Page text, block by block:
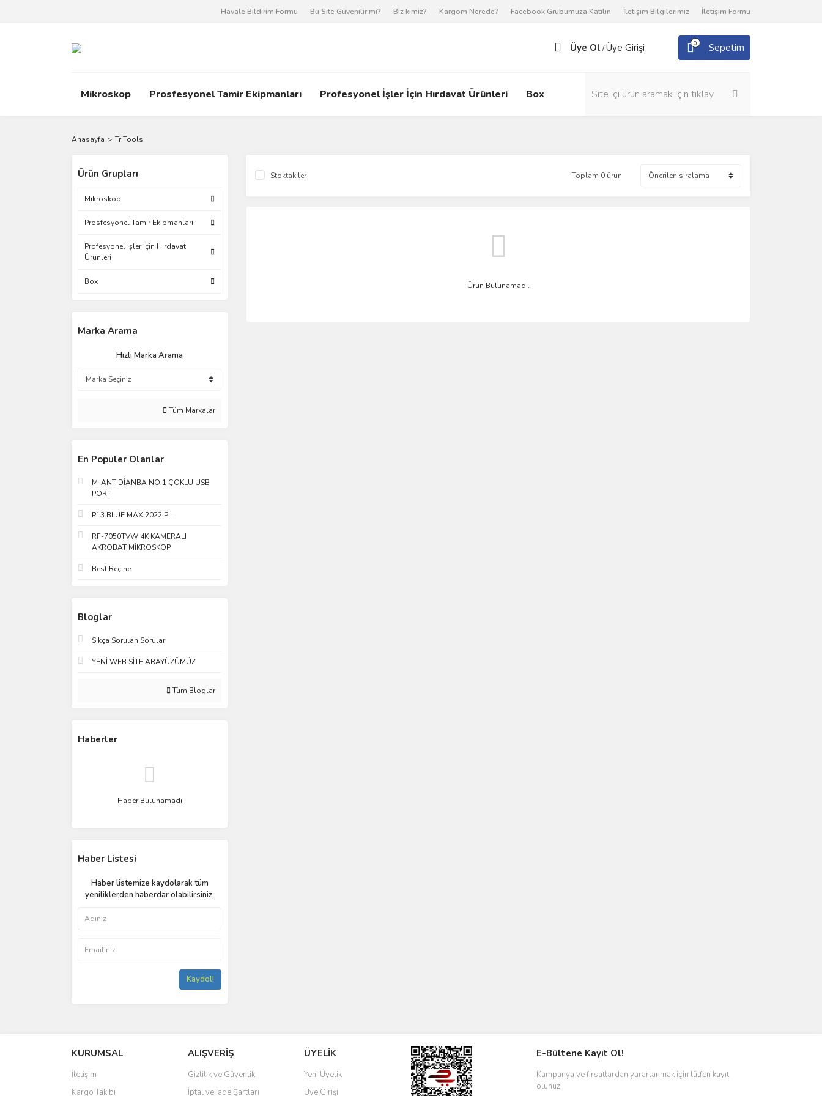
Havale Bildirim Formu Bu Site Güvenilir mi? Biz kimiz? Kargom Nerede? Facebook Grubumuza Katılın İletişim Bilgilerimiz İletişim Formu
Üye Ol /Üye Girişi 0 Sepetim
Mikroskop Prosfesyonel Tamir Ekipmanları Profesyonel İşler İçin Hırdavat Ürünleri Box
Anasayfa Tr Tools
Ürün Grupları
Mikroskop
Prosfesyonel Tamir Ekipmanları
Profesyonel İşler İçin Hırdavat
Ürünleri
Box
Marka Arama
Hızlı Marka Arama
Tüm Markalar
En Populer Olanlar
M-ANT DİANBA NO:1 ÇOKLU USB
PORT
P13 BLUE MAX 2022 PİL
RF-7050TVW 4K KAMERALI
AKROBAT MİKROSKOP
Best Reçine
Bloglar
Sıkça Sorulan Sorular
YENİ WEB SİTE ARAYÜZÜMÜZ
Tüm Bloglar
Haberler
Haber Bulunamadı
Haber Listesi
Haber listemize kaydolarak tüm
yeniliklerden haberdar olabilirsiniz.
Kaydol!
Stoktakiler Toplam 0 ürün
Ürün Bulunamadı.
KURUMSAL
İletişim
Kargo Takibi
ALIŞVERİŞ
Gizlilik ve Güvenlik
İptal ve İade Şartları
ÜYELİK
Yeni Üyelik
Üye Girişi
E-Bültene Kayıt Ol!
Kampanya ve fırsatlardan yararlanmak için lütfen kayıt
olunuz.